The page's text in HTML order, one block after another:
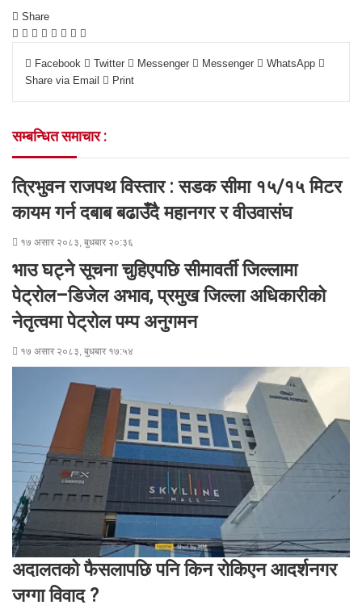
Share
F
c
e
b
o
T
t
t
r
L
n
k
e
I
M
s
s
e
g
M
s
s
e
g
W
a
s
p
S
a
r
e
i
m
i
i
n
t
Facebook Twitter Messenger Messenger
WhatsApp
Share via Email
Print
सम्बन्धित समाचार :
त्रिभुवन राजपथ विस्तार : सडक सीमा १५/१५ मिटर
कायम गर्न दबाब बढाउँदै महानगर र वीउवासंघ
१७ असार २०८३, बुधबार २०:३६
भाउ घट्ने सूचना चुहिएपछि सीमावर्ती जिल्लामा
पेट्रोल–डिजेल अभाव, प्रमुख जिल्ला अधिकारीको
नेतृत्वमा पेट्रोल पम्प अनुगमन
१७ असार २०८३, बुधबार १७:५४
अदालतको फैसलापछि पनि किन रोकिएन आदर्शनगर
जग्गा विवाद ?